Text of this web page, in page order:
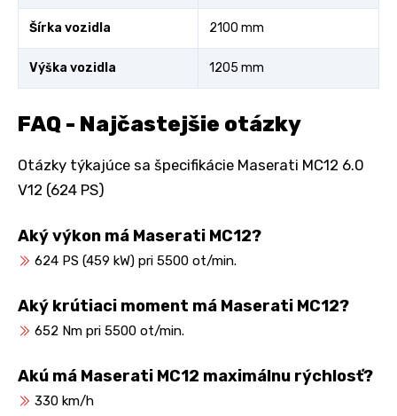
Šírka vozidla 2100 mm
Výška vozidla 1205 mm
FAQ - Najčastejšie otázky
Otázky týkajúce sa špecifikácie Maserati MC12 6.0
V12 (624 PS)
Aký výkon má Maserati MC12?
624 PS (459 kW) pri 5500 ot/min.
Aký krútiaci moment má Maserati MC12?
652 Nm pri 5500 ot/min.
Akú má Maserati MC12 maximálnu rýchlosť?
330 km/h